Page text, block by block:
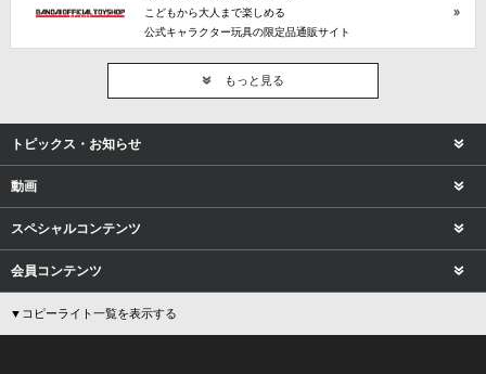
こどもから大人まで楽しめる
公式キャラクター玩具の限定品通販サイト
もっと見る
トピックス・お知らせ
動画
スペシャルコンテンツ
会員コンテンツ
▼コピーライト一覧を表示する